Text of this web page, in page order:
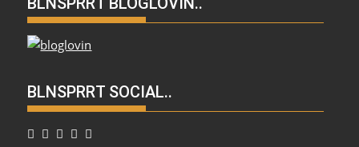
BLNSPRRT SOCIAL..